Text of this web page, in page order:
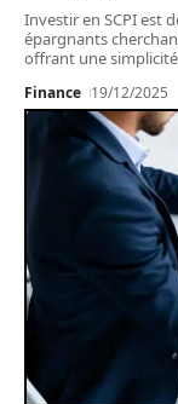
Investir en SCPI est
épargnants
offrant une
Finance 19/12/2025